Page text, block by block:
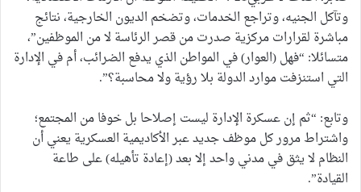
وتآكل الجنيه، وتراجع الخدمات، وتضخم الديون الخارجية، نتائج
مباشرة لقرارات مركزية صدرت من قصر الرئاسة لا من الموظفين”،
متسائلا: “فهل (العوار) في المواطن الذي يدفع الضرائب، أم في الإدارة
التي استنزفت موارد الدولة بلا رؤية ولا محاسبة؟”.
وتابع: “ثم إن عسكرة الإدارة ليست إصلاحا بل خوفا من المجتمع؛
واشتراط مرور كل موظف جديد عبر الأكاديمية العسكرية يعني أن
النظام لا يثق في مدني واحد إلا بعد (إعادة تأهيله) على طاعة
القيادة”.